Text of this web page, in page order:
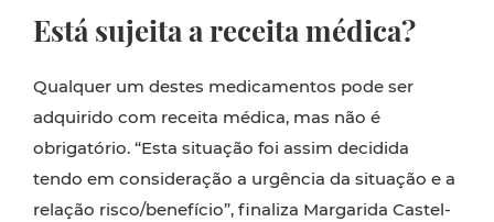
Está sujeita a receita médica?
Qualquer um destes medicamentos pode ser
adquirido com receita médica, mas não é
obrigatório. “Esta situação foi assim decidida
tendo em consideração a urgência da situação e a
relação risco/benefício”, finaliza Margarida Castel-